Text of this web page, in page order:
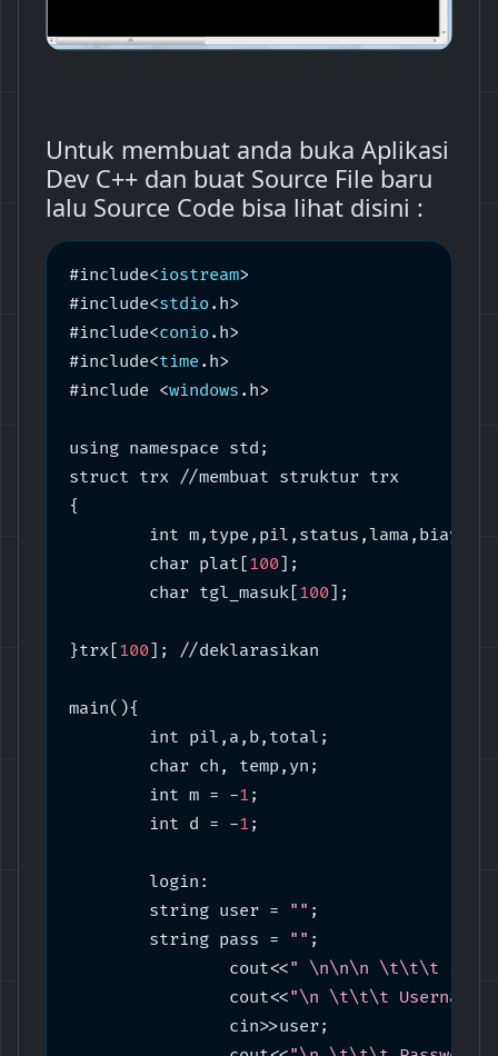
Untuk membuat anda buka Aplikasi
Dev C++ dan buat Source File baru
lalu Source Code bisa lihat disini :
#include<iostream>
#include<stdio.h>
#include<conio.h>
#include<time.h>
#include <windows .h>
using namespace std;
struct trx //membuat struktur trx
{
	char plat[
100];
	char tgl_masuk[
100];
}trx[100]; //deklarasikan
main(){
	int m = -
1 ;
	int d = -
1 ;
	string user =
"" ;
	string pass =
"" ;
		cout<<
" \n\n\n \t\t\t ----
		cout<<
"\n \t\t\t Username